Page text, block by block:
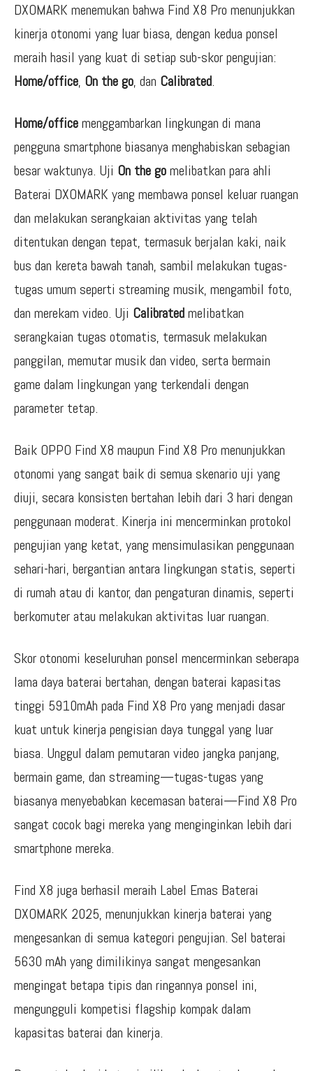
DXOMARK menemukan bahwa Find X8 Pro menunjukkan
kinerja otonomi yang luar biasa, dengan kedua ponsel
meraih hasil yang kuat di setiap sub-skor pengujian:
Home/office, On the go, dan Calibrated.
Home/officemenggambarkan lingkungan di mana
pengguna smartphone biasanya menghabiskan sebagian
besar waktunya. Uji On the gomelibatkan para ahli
Baterai DXOMARK yang membawa ponsel keluar ruangan
dan melakukan serangkaian aktivitas yang telah
ditentukan dengan tepat, termasuk berjalan kaki, naik
bus dan kereta bawah tanah, sambil melakukan tugas-
tugas umum seperti streaming musik, mengambil foto,
dan merekam video. Uji Calibratedmelibatkan
serangkaian tugas otomatis, termasuk melakukan
panggilan, memutar musik dan video, serta bermain
game dalam lingkungan yang terkendali dengan
parameter tetap.
Baik OPPO Find X8 maupun Find X8 Pro menunjukkan
otonomi yang sangat baik di semua skenario uji yang
diuji, secara konsisten bertahan lebih dari 3 hari dengan
penggunaan moderat. Kinerja ini mencerminkan protokol
pengujian yang ketat, yang mensimulasikan penggunaan
sehari-hari, bergantian antara lingkungan statis, seperti
di rumah atau di kantor, dan pengaturan dinamis, seperti
berkomuter atau melakukan aktivitas luar ruangan.
Skor otonomi keseluruhan ponsel mencerminkan seberapa
lama daya baterai bertahan, dengan baterai kapasitas
tinggi 5910mAh pada Find X8 Pro yang menjadi dasar
kuat untuk kinerja pengisian daya tunggal yang luar
biasa. Unggul dalam pemutaran video jangka panjang,
bermain game, dan streaming—tugas-tugas yang
biasanya menyebabkan kecemasan baterai—Find X8 Pro
sangat cocok bagi mereka yang menginginkan lebih dari
smartphone mereka.
Find X8 juga berhasil meraih Label Emas Baterai
DXOMARK 2025, menunjukkan kinerja baterai yang
mengesankan di semua kategori pengujian. Sel baterai
5630 mAh yang dimilikinya sangat mengesankan
mengingat betapa tipis dan ringannya ponsel ini,
mengungguli kompetisi flagship kompak dalam
kapasitas baterai dan kinerja.